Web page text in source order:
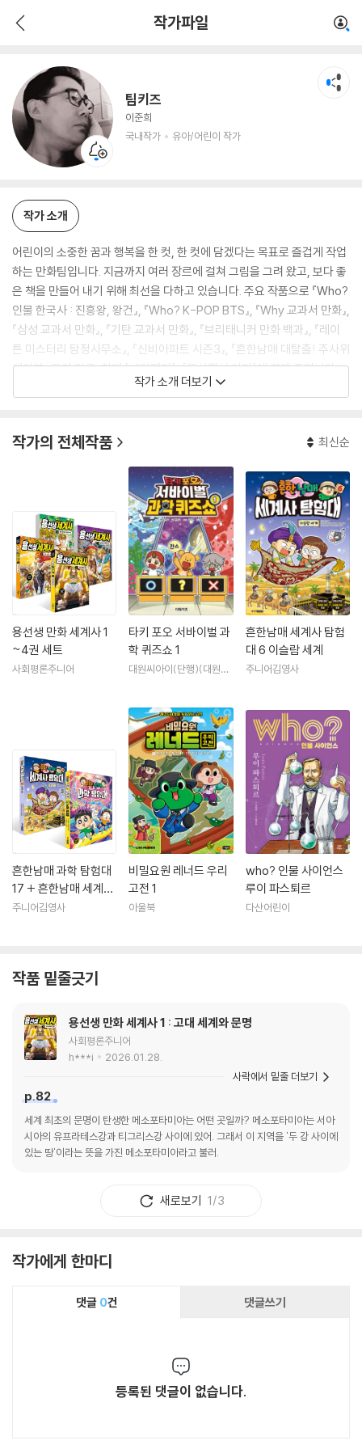
작가파일
팀키즈
이준희
국내작가
유아/어린이 작가
유아/어린이 작가
작가 소개
어린이의 소중한 꿈과 행복을 한 컷, 한 컷에 담겠다는 목표로 즐겁게 작업
하는 만화팀입니다. 지금까지 여러 장르에 걸쳐 그림을 그려 왔고, 보다 좋
은 책을 만들어 내기 위해 최선을 다하고 있습니다. 주요 작품으로 『Who?
인물 한국사 : 진흥왕, 왕건』, 『Who? K-POP BTS』, 『Why 교과서 만화』,
『삼성 교과서 만화』, 『기탄 교과서 만화』, 『브리태니커 만화 백과』, 『레이
튼 미스터리 탐정사무소』, 『신비아파트 시즌3』, 『흔한남매 대탈출! 주사위
게임북』 등이 있고, 현재 [생각쟁이], [독서평설 아이]에 연재 중입니다.
작가 소개 더보기
작가의 전체작품 최신순
용선생 만화 세계사 1
~4권 세트
사회평론주니어
타키 포오 서바이벌 과
학 퀴즈쇼 1
대원씨아이(단행)(대원키
흔한남매 세계사 탐험
대 6 이슬람 세계
주니어김영사
흔한남매 과학 탐험대
17 + 흔한남매 세계사
탐험대 6 최신간 세트
주니어김영사
비밀요원 레너드 우리
고전 1
아울북
who? 인물 사이언스
루이 파스퇴르
다산어린이
작품 밑줄긋기
용선생 만화 세계사 1 : 고대 세계와 문명
사회평론주니어
h***i
2026.01.28.
p.82
세계 최초의 문명이 탄생한 메소포타미아는 어떤 곳일까? 메소포타미아는 서아
시아의 유프라테스강과 티그리스강 사이에 있어. 그래서 이 지역을 '두 강 사이에
있는 땅'이라는 뜻을 가진 메소포타미아라고 불러.
사락에서 밑줄 더보기
새로보기 1/3
작가에게 한마디
댓글 0건 댓글쓰기
등록된 댓글이 없습니다.